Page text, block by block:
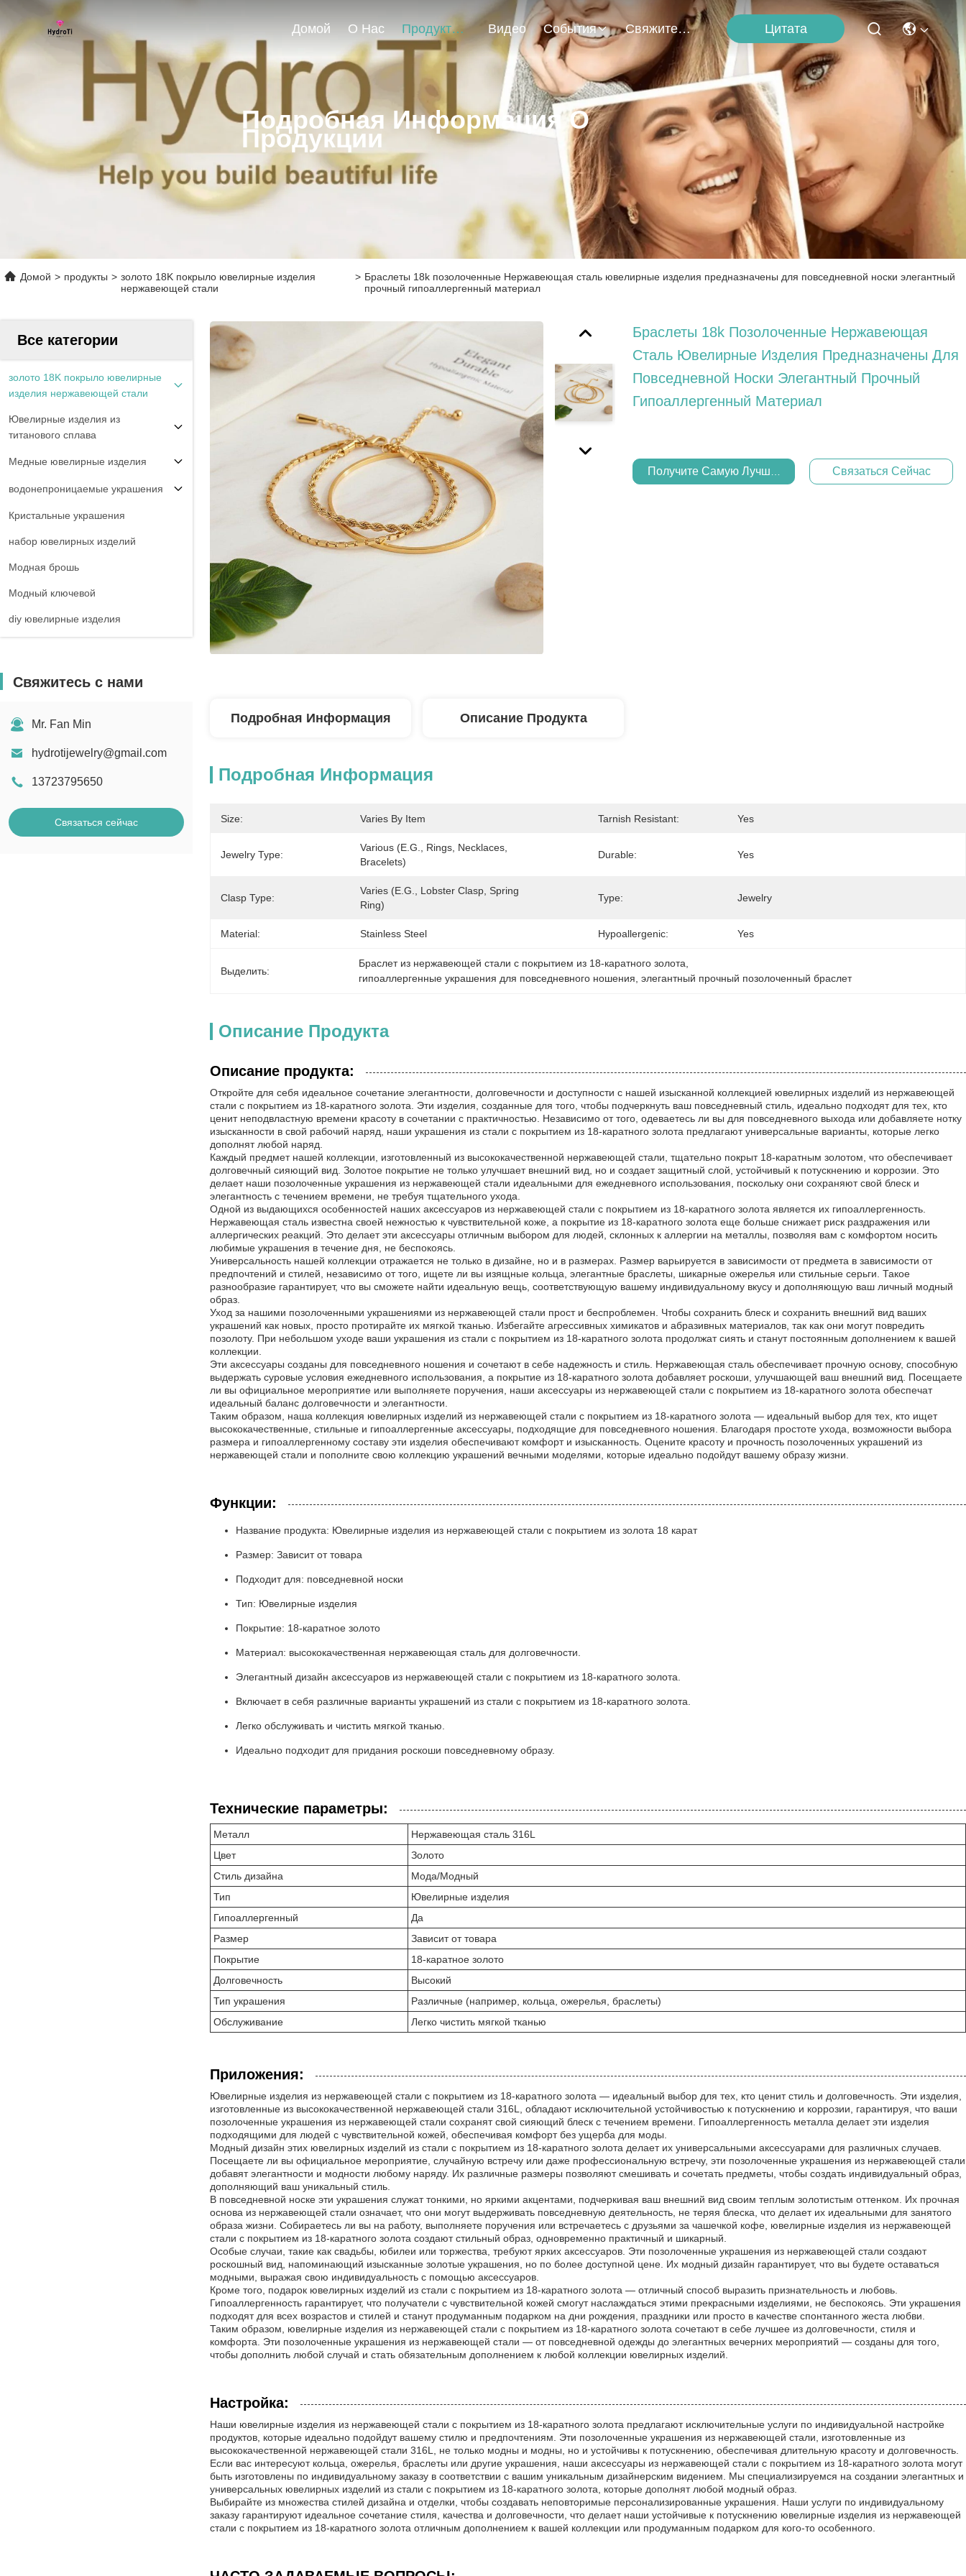
Домой О Нас Продукты Видео События Свяжитесь С Нами Цитата
Подробная Информация О
Продукции
Домой > продукты > золото 18K покрыло ювелирные изделия
нержавеющей стали
> Браслеты 18k позолоченные Нержавеющая сталь ювелирные изделия предназначены для повседневной носки элегантный
прочный гипоаллергенный материал
Все категории
золото 18K покрыло ювелирные
изделия нержавеющей стали
Ювелирные изделия из
титанового сплава
Медные ювелирные изделия
водонепроницаемые украшения
Кристальные украшения
набор ювелирных изделий
Модная брошь
Модный ключевой
diy ювелирные изделия
Свяжитесь с нами
Mr. Fan Min
hydrotijewelry@gmail.com
13723795650
Связаться сейчас
Браслеты 18k Позолоченные Нержавеющая
Сталь Ювелирные Изделия Предназначены Для
Повседневной Носки Элегантный Прочный
Гипоаллергенный Материал
Получите Самую Лучшую Цену Связаться Сейчас
Подробная Информация Описание Продукта
Подробная Информация
Size: Varies By Item Tarnish Resistant: Yes
Jewelry Type:
Various (e.g., Rings, Necklaces,
Bracelets)
Durable: Yes
Clasp Type:
Varies (e.g., Lobster Clasp, Spring
Ring)
Type: Jewelry
Material: Stainless Steel Hypoallergenic: Yes
Выделить:
Браслет из нержавеющей стали с покрытием из 18-каратного золота
гипоаллергенные украшения для повседневного ношения элегантный прочный позолоченный браслет
Описание Продукта
Описание продукта:
Откройте для себя идеальное сочетание элегантности, долговечности и доступности с нашей изысканной коллекцией ювелирных изделий из нержавеющей
стали с покрытием из 18-каратного золота. Эти изделия, созданные для того, чтобы подчеркнуть ваш повседневный стиль, идеально подходят для тех, кто
ценит неподвластную времени красоту в сочетании с практичностью. Независимо от того, одеваетесь ли вы для повседневного выхода или добавляете нотку
изысканности в свой рабочий наряд, наши украшения из стали с покрытием из 18-каратного золота предлагают универсальные варианты, которые легко
дополнят любой наряд.
Каждый предмет нашей коллекции, изготовленный из высококачественной нержавеющей стали, тщательно покрыт 18-каратным золотом, что обеспечивает
долговечный сияющий вид. Золотое покрытие не только улучшает внешний вид, но и создает защитный слой, устойчивый к потускнению и коррозии. Это
делает наши позолоченные украшения из нержавеющей стали идеальными для ежедневного использования, поскольку они сохраняют свой блеск и
элегантность с течением времени, не требуя тщательного ухода.
Одной из выдающихся особенностей наших аксессуаров из нержавеющей стали с покрытием из 18-каратного золота является их гипоаллергенность.
Нержавеющая сталь известна своей нежностью к чувствительной коже, а покрытие из 18-каратного золота еще больше снижает риск раздражения или
аллергических реакций. Это делает эти аксессуары отличным выбором для людей, склонных к аллергии на металлы, позволяя вам с комфортом носить
любимые украшения в течение дня, не беспокоясь.
Универсальность нашей коллекции отражается не только в дизайне, но и в размерах. Размер варьируется в зависимости от предмета в зависимости от
предпочтений и стилей, независимо от того, ищете ли вы изящные кольца, элегантные браслеты, шикарные ожерелья или стильные серьги. Такое
разнообразие гарантирует, что вы сможете найти идеальную вещь, соответствующую вашему индивидуальному вкусу и дополняющую ваш личный модный
образ.
Уход за нашими позолоченными украшениями из нержавеющей стали прост и беспроблемен. Чтобы сохранить блеск и сохранить внешний вид ваших
украшений как новых, просто протирайте их мягкой тканью. Избегайте агрессивных химикатов и абразивных материалов, так как они могут повредить
позолоту. При небольшом уходе ваши украшения из стали с покрытием из 18-каратного золота продолжат сиять и станут постоянным дополнением к вашей
коллекции.
Эти аксессуары созданы для повседневного ношения и сочетают в себе надежность и стиль. Нержавеющая сталь обеспечивает прочную основу, способную
выдержать суровые условия ежедневного использования, а покрытие из 18-каратного золота добавляет роскоши, улучшающей ваш внешний вид. Посещаете
ли вы официальное мероприятие или выполняете поручения, наши аксессуары из нержавеющей стали с покрытием из 18-каратного золота обеспечат
идеальный баланс долговечности и элегантности.
Таким образом, наша коллекция ювелирных изделий из нержавеющей стали с покрытием из 18-каратного золота — идеальный выбор для тех, кто ищет
высококачественные, стильные и гипоаллергенные аксессуары, подходящие для повседневного ношения. Благодаря простоте ухода, возможности выбора
размера и гипоаллергенному составу эти изделия обеспечивают комфорт и изысканность. Оцените красоту и прочность позолоченных украшений из
нержавеющей стали и пополните свою коллекцию украшений вечными моделями, которые идеально подойдут вашему образу жизни.
Функции:
Название продукта: Ювелирные изделия из нержавеющей стали с покрытием из золота 18 карат
Размер: Зависит от товара
Подходит для: повседневной носки
Тип: Ювелирные изделия
Покрытие: 18-каратное золото
Материал: высококачественная нержавеющая сталь для долговечности.
Элегантный дизайн аксессуаров из нержавеющей стали с покрытием из 18-каратного золота.
Включает в себя различные варианты украшений из стали с покрытием из 18-каратного золота.
Легко обслуживать и чистить мягкой тканью.
Идеально подходит для придания роскоши повседневному образу.
Технические параметры:
Металл
Нержавеющая сталь 316L
Цвет
Золото
Стиль дизайна
Мода/Модный
Тип
Ювелирные изделия
Гипоаллергенный
Да
Размер
Зависит от товара
Покрытие
18-каратное золото
Долговечность
Высокий
Тип украшения
Различные (например, кольца, ожерелья, браслеты)
Обслуживание
Легко чистить мягкой тканью
Приложения:
Ювелирные изделия из нержавеющей стали с покрытием из 18-каратного золота — идеальный выбор для тех, кто ценит стиль и долговечность. Эти изделия,
изготовленные из высококачественной нержавеющей стали 316L, обладают исключительной устойчивостью к потускнению и коррозии, гарантируя, что ваши
позолоченные украшения из нержавеющей стали сохранят свой сияющий блеск с течением времени. Гипоаллергенность металла делает эти изделия
подходящими для людей с чувствительной кожей, обеспечивая комфорт без ущерба для моды.
Модный дизайн этих ювелирных изделий из стали с покрытием из 18-каратного золота делает их универсальными аксессуарами для различных случаев.
Посещаете ли вы официальное мероприятие, случайную встречу или даже профессиональную встречу, эти позолоченные украшения из нержавеющей стали
добавят элегантности и модности любому наряду. Их различные размеры позволяют смешивать и сочетать предметы, чтобы создать индивидуальный образ,
дополняющий ваш уникальный стиль.
В повседневной носке эти украшения служат тонкими, но яркими акцентами, подчеркивая ваш внешний вид своим теплым золотистым оттенком. Их прочная
основа из нержавеющей стали означает, что они могут выдерживать повседневную деятельность, не теряя блеска, что делает их идеальными для занятого
образа жизни. Собираетесь ли вы на работу, выполняете поручения или встречаетесь с друзьями за чашечкой кофе, ювелирные изделия из нержавеющей
стали с покрытием из 18-каратного золота создают стильный образ, одновременно практичный и шикарный.
Особые случаи, такие как свадьбы, юбилеи или торжества, требуют ярких аксессуаров. Эти позолоченные украшения из нержавеющей стали создают
роскошный вид, напоминающий изысканные золотые украшения, но по более доступной цене. Их модный дизайн гарантирует, что вы будете оставаться
модными, выражая свою индивидуальность с помощью аксессуаров.
Кроме того, подарок ювелирных изделий из стали с покрытием из 18-каратного золота — отличный способ выразить признательность и любовь.
Гипоаллергенность гарантирует, что получатели с чувствительной кожей смогут наслаждаться этими прекрасными изделиями, не беспокоясь. Эти украшения
подходят для всех возрастов и стилей и станут продуманным подарком на дни рождения, праздники или просто в качестве спонтанного жеста любви.
Таким образом, ювелирные изделия из нержавеющей стали с покрытием из 18-каратного золота сочетают в себе лучшее из долговечности, стиля и
комфорта. Эти позолоченные украшения из нержавеющей стали — от повседневной одежды до элегантных вечерних мероприятий — созданы для того,
чтобы дополнить любой случай и стать обязательным дополнением к любой коллекции ювелирных изделий.
Настройка:
Наши ювелирные изделия из нержавеющей стали с покрытием из 18-каратного золота предлагают исключительные услуги по индивидуальной настройке
продуктов, которые идеально подойдут вашему стилю и предпочтениям. Эти позолоченные украшения из нержавеющей стали, изготовленные из
высококачественной нержавеющей стали 316L, не только модны и модны, но и устойчивы к потускнению, обеспечивая длительную красоту и долговечность.
Если вас интересуют кольца, ожерелья, браслеты или другие украшения, наши аксессуары из нержавеющей стали с покрытием из 18-каратного золота могут
быть изготовлены по индивидуальному заказу в соответствии с вашим уникальным дизайнерским видением. Мы специализируемся на создании элегантных и
универсальных ювелирных изделий из стали с покрытием из 18-каратного золота, которые дополнят любой модный образ.
Выбирайте из множества стилей дизайна и отделки, чтобы создавать неповторимые персонализированные украшения. Наши услуги по индивидуальному
заказу гарантируют идеальное сочетание стиля, качества и долговечности, что делает наши устойчивые к потускнению ювелирные изделия из нержавеющей
стали с покрытием из 18-каратного золота отличным дополнением к вашей коллекции или продуманным подарком для кого-то особенного.